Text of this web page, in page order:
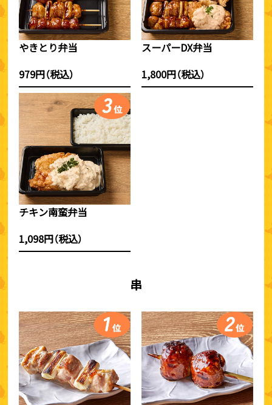
やきとり弁当
979円（税込）
スーパーDX弁当
1,800円（税込）
チキン南蛮弁当
1,098円（税込）
串